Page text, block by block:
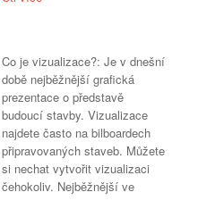
Co je vizualizace?: Je v dnešní
době nejběžnější grafická
prezentace o představě
budoucí stavby. Vizualizace
najdete často na bilboardech
připravovaných staveb. Můžete
si nechat vytvořit vizualizaci
čehokoliv. Nejběžnější ve